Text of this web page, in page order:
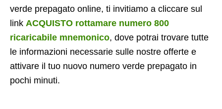
verde prepagato online, ti invitiamo a cliccare sul
link ACQUISTO rottamare numero 800
ricaricabile mnemonico, dove potrai trovare tutte
le informazioni necessarie sulle nostre offerte e
attivare il tuo nuovo numero verde prepagato in
pochi minuti.